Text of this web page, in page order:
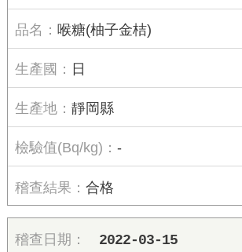
喉糖(柚子金桔)
日
靜岡縣
-
合格
2022-03-15